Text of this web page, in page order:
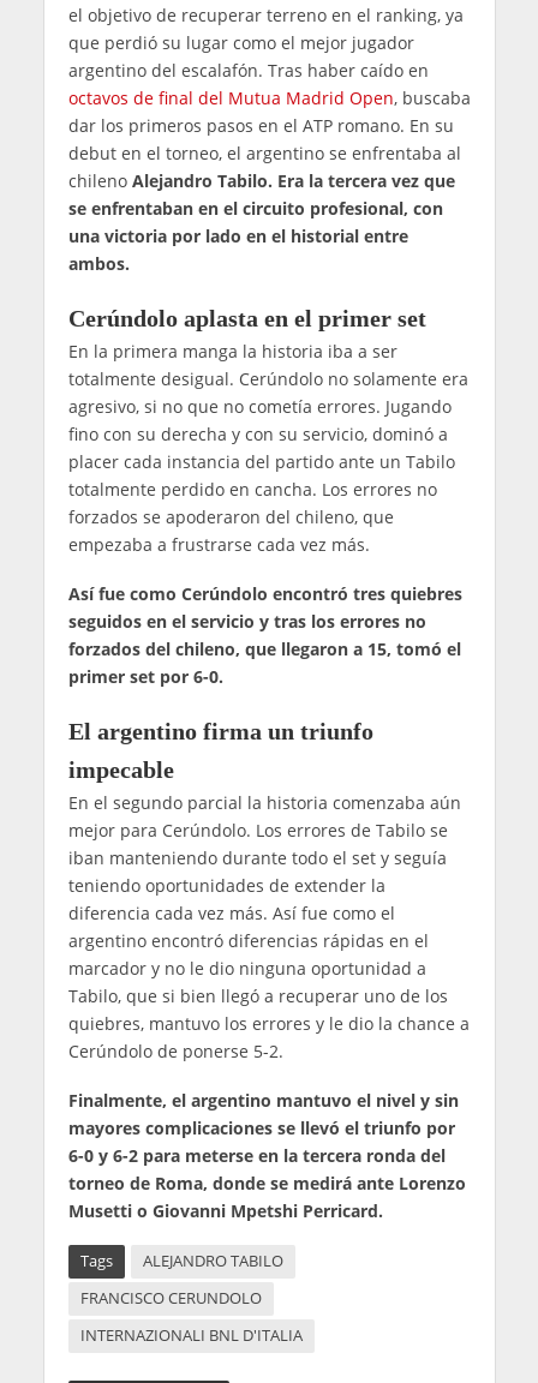
el objetivo de recuperar terreno en el ranking, ya
que perdió su lugar como el mejor jugador
argentino del escalafón. Tras haber caído en
octavos de final del Mutua Madrid Open, buscaba
dar los primeros pasos en el ATP romano. En su
debut en el torneo, el argentino se enfrentaba al
chileno Alejandro Tabilo. Era la tercera vez que
se enfrentaban en el circuito profesional, con
una victoria por lado en el historial entre
ambos.
Cerúndolo aplasta en el primer set
En la primera manga la historia iba a ser
totalmente desigual. Cerúndolo no solamente era
agresivo, si no que no cometía errores. Jugando
fino con su derecha y con su servicio, dominó a
placer cada instancia del partido ante un Tabilo
totalmente perdido en cancha. Los errores no
forzados se apoderaron del chileno, que
empezaba a frustrarse cada vez más.
Así fue como Cerúndolo encontró tres quiebres
seguidos en el servicio y tras los errores no
forzados del chileno, que llegaron a 15, tomó el
primer set por 6-0.
El argentino firma un triunfo
impecable
En el segundo parcial la historia comenzaba aún
mejor para Cerúndolo. Los errores de Tabilo se
iban manteniendo durante todo el set y seguía
teniendo oportunidades de extender la
diferencia cada vez más. Así fue como el
argentino encontró diferencias rápidas en el
marcador y no le dio ninguna oportunidad a
Tabilo, que si bien llegó a recuperar uno de los
quiebres, mantuvo los errores y le dio la chance a
Cerúndolo de ponerse 5-2.
Finalmente, el argentino mantuvo el nivel y sin
mayores complicaciones se llevó el triunfo por
6-0 y 6-2 para meterse en la tercera ronda del
torneo de Roma, donde se medirá ante Lorenzo
Musetti o Giovanni Mpetshi Perricard.
Tags
ALEJANDRO TABILO
FRANCISCO CERUNDOLO
INTERNAZIONALI BNL D'ITALIA